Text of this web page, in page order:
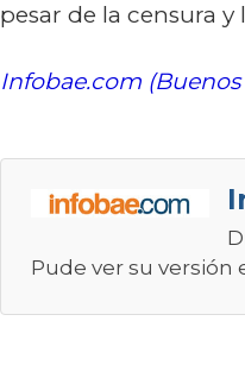
pesar de la censura y
Infobae.com
Pude ver su versión